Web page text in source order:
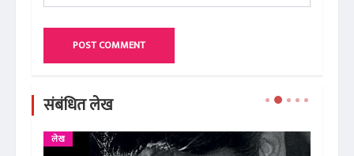
POST COMMENT
संबंधित लेख
लेख